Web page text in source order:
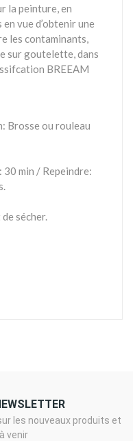
la peinture, en
vue d’obtenir une
les contaminants,
sur goutelette, dans
BREEAM
Brosse ou rouleau
30 min / Repeindre:
sécher.
les nouveaux produits et
venir